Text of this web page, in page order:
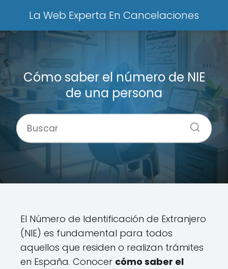
La Web Experta En Cancelaciones
Cómo saber el número de NIE
de una persona
El Número de Identificación de Extranjero
(NIE) es fundamental para todos
aquellos que residen o realizan trámites
en España. Conocer cómo saber el